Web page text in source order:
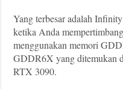
Yang terbesar adalah
ketika Anda
menggunakan memori
GDDR6X yang ditemukan
RTX 3090.